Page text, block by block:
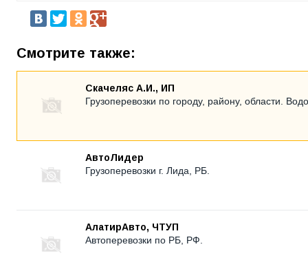
Смотрите также:
Скачеляс А.И., ИП
Грузоперевозки по городу, району, области.
АвтоЛидер
Грузоперевозки г. Лида, РБ.
АлатирАвто, ЧТУП
Автоперевозки по РБ, РФ.